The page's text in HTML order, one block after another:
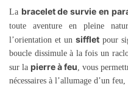
La bracelet de survie en
toute aventure en pleine
l’orientation et un sifflet pour
boucle dissimule à la fois un
sur la pierre à feu , vous
nécessaires à l’allumage d’un